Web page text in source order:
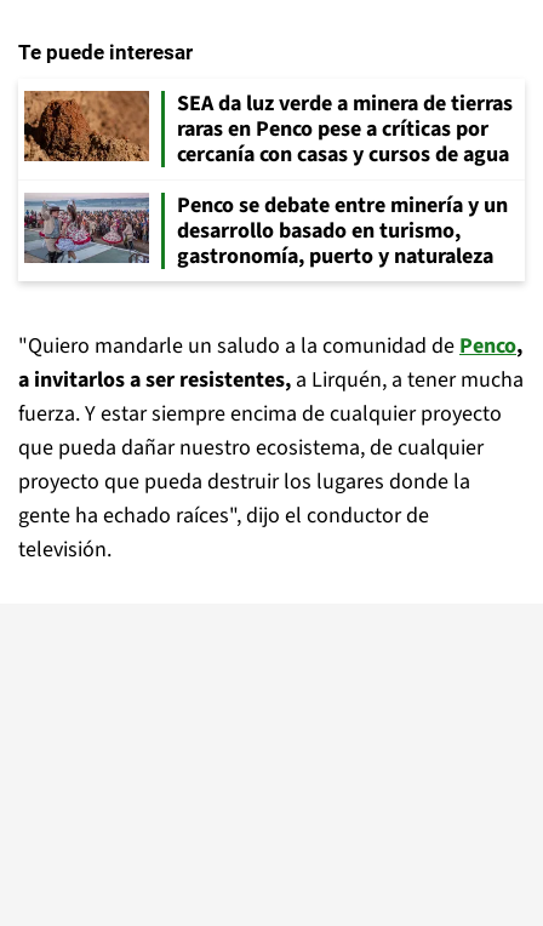
Te puede interesar
SEA da luz verde a minera de tierras
raras en Penco pese a críticas por
cercanía con casas y cursos de agua
Penco se debate entre minería y un
desarrollo basado en turismo,
gastronomía, puerto y naturaleza
"Quiero mandarle un saludo a la comunidad de Penco,
a invitarlos a ser resistentes, a Lirquén, a tener mucha
fuerza. Y estar siempre encima de cualquier proyecto
que pueda dañar nuestro ecosistema, de cualquier
proyecto que pueda destruir los lugares donde la
gente ha echado raíces", dijo el conductor de
televisión.